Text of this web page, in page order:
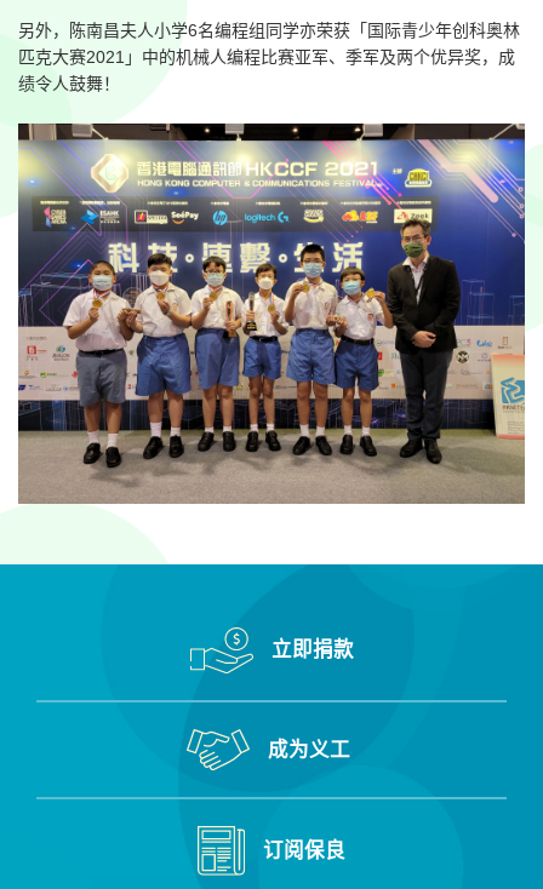
另外，陈南昌夫人小学6名编程组同学亦荣获「国际青少年创科奥林
匹克大赛2021」中的机械人编程比赛亚军、季军及两个优异奖，成
绩令人鼓舞！
立即捐款
成为义工
订阅保良